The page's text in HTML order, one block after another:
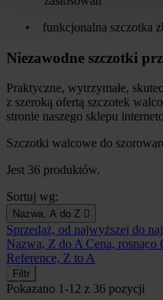
•
funkcjonalna szczotka
Niezawodne szczotki
Praktyczne, wytrzymałe,
z szeroką ofertą szczotek
stronie naszego sklepu
Szczotki walcowe do
Jest 36 produktów.
Sortuj wg:
Nazwa, A do Z 
Sprzedaż, od najwyższej do
Nazwa, Z do A Cena, rosnąco
Reference, Z to A
Filtr
Pokazano 1-12 z 36 pozycji